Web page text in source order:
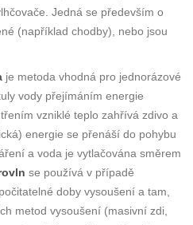
Jedná se především o
(například chodby), nebo jsou
je metoda vhodná pro jednorázové
vody přejímáním energie
vzniklé teplo zahřívá zdivo a
energie se přenáší do pohybu
a voda je vytlačována směrem
se používá v případě
doby vysoušení a tam,
metod vysoušení (masivní zdi,